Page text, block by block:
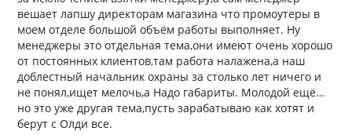
вешает лапшу директорам магазина что промоутеры в
моем отделе большой объём работы выполняет. Ну
менеджеры это отдельная тема,они имеют очень хорошо
от постоянных клиентов,там работа налажена,а наш
доблестный начальник охраны за столько лет ничего и
не понял,ищет мелочь,а Надо габариты. Молодой ещё…
но это уже другая тема,пусть зарабатываю как хотят и
берут с Олди все.